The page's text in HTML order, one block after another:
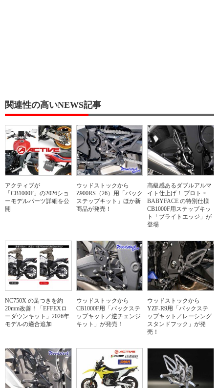
関連性の高いNEWS記事
アクティブが
「CB1000F」の2026ショ
ーモデルパーツ詳細を公
開
ウッドストックから
Z900RS（26）用「バック
ステップキット」ほか新
商品が発売！
高級感あるダブルアルマ
イト仕上げ！ プロト ×
BABYFACE の特別仕様
CB1000F用ステップキッ
ト「ブライトエッジ」が
登場
NC750X の足つきを約
20mm改善！「EFFEXロ
ーダウンキット」2026年
モデルの適合追加
ウッドストックから
CB1000F用「バックステ
ップキット／逆チェンジ
キット」が発売！
ウッドストックから
YZF-R9用「バックステ
ップキット／レーシング
スタンドフック」が発
売！